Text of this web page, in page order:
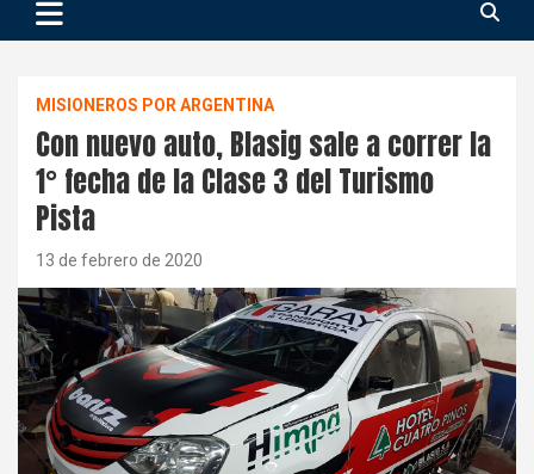
MISIONEROS POR ARGENTINA
Con nuevo auto, Blasig sale a correr la
1° fecha de la Clase 3 del Turismo
Pista
13 de febrero de 2020